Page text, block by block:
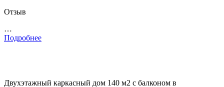
Отзыв
…
Подробнее
Двухэтажный каркасный дом 140 м2 с балконом в